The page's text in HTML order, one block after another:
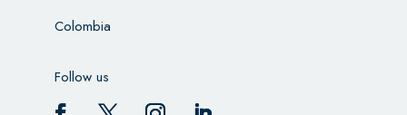
Colombia
Follow us